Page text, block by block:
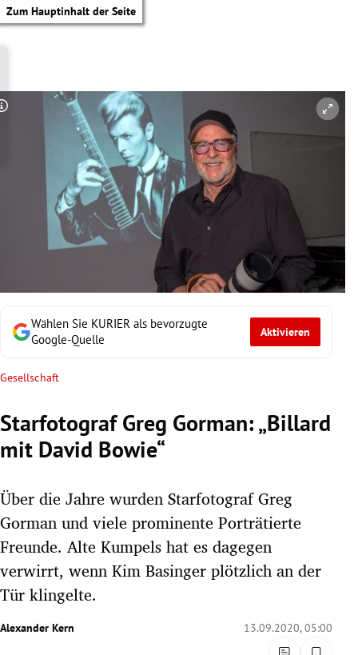
Zum Hauptinhalt der Seite
Untermenü
Untermenü
Untermenü
Untermenü
Untermenü
Untermenü
Untermenü
Untermenü
Wählen Sie KURIER als bevorzugte
Google-Quelle
Aktivieren
Gesellschaft
Starfotograf Greg Gorman: „Billard
mit David Bowie“
Über die Jahre wurden Starfotograf Greg
Gorman und viele prominente Porträtierte
Freunde. Alte Kumpels hat es dagegen
verwirrt, wenn Kim Basinger plötzlich an der
Tür klingelte.
Alexander Kern 13.09.2020, 05:00
Copyright-Hinweis öffnen/schließen